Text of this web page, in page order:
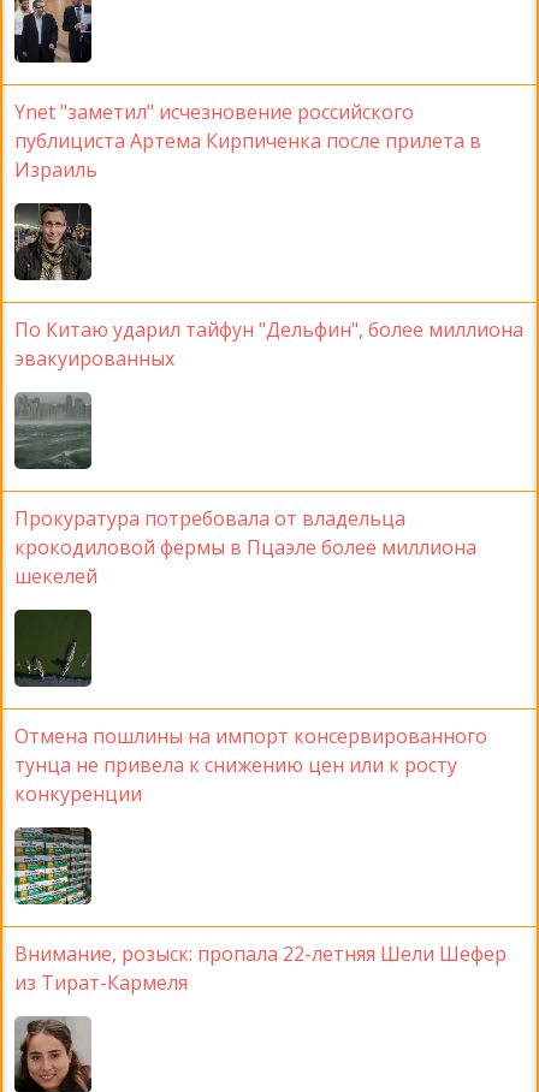
Ynet "заметил" исчезновение российского
публициста Артема Кирпиченка после прилета в
Израиль
По Китаю ударил тайфун "Дельфин", более миллиона
эвакуированных
Прокуратура потребовала от владельца
крокодиловой фермы в Пцаэле более миллиона
шекелей
Отмена пошлины на импорт консервированного
тунца не привела к снижению цен или к росту
конкуренции
Внимание, розыск: пропала 22-летняя Шели Шефер
из Тират-Кармеля